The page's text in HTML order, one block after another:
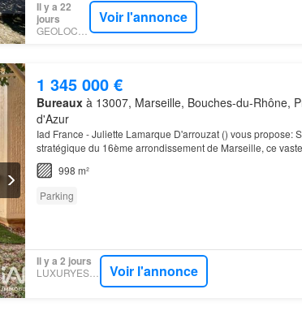
Il y a 22
jours
Voir l'annonce
1 345 000 €
Bureauxà 13007, Marseille, Bouches-du-Rhône,
d'Azur
Iad France - Juliette Lamarque D'arrouzat () vous propose:
stratégique du 16ème arrondissement de Marseille, ce
d'une surface d'environ 1 000 m² environ répartis sur 2…
998 m²
Parking
Il y a 2 jours
LUXURYESTATE Voir l'annonce